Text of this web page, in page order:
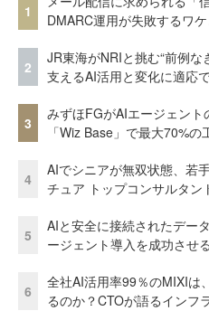
1
DMARC運用が失敗するワ
2
JR東海がNRIと挑む“前例
支えるAI活用と変化に適応
3
みずほFGがAIエージェン
「Wiz Base」で最大70%の
4
AIでシニアが無双状態、若
チュア トップコンサルタン
5
AIと安全に接続されたデー
ージェント導入を成功させ
6
全社AI活用率99％のMIXIは
るのか？CTOが語るインフ